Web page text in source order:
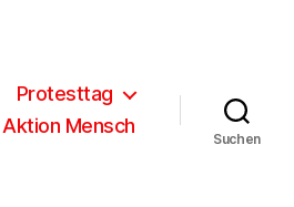
Protesttag
Aktion Mensch
Suchen